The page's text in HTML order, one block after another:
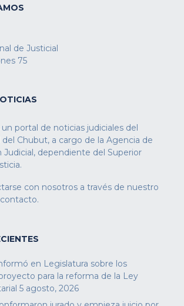
de Justicial
75
portal de noticias judiciales del
del Chubut, a cargo de la Agencia de
Judicial, dependiente del Superior
con nosotros a través de nuestro
.
en Legislatura sobre los
para la reforma de la Ley
5 agosto, 2026